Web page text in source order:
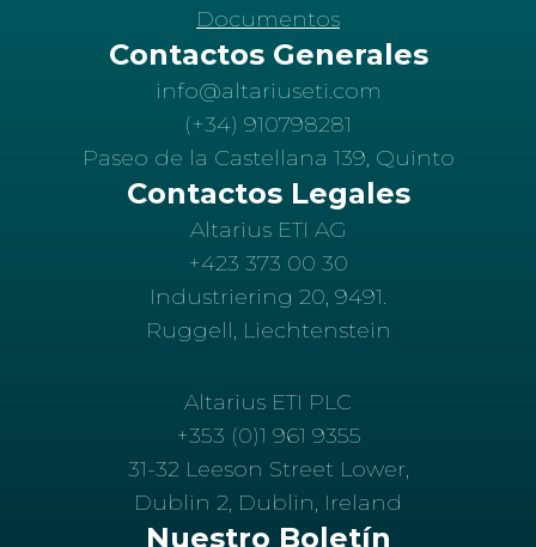
Documentos
Contactos Generales
info@altariuseti.com
(+34) 910798281
Paseo de la Castellana 139, Quinto
Contactos Legales
Altarius ETI AG
+423 373 00 30
Industriering 20, 9491.
Ruggell, Liechtenstein
Altarius ETI PLC
+353 (0)1 961 9355
31-32 Leeson Street Lower,
Dublin 2, Dublin, Ireland
Nuestro Boletín